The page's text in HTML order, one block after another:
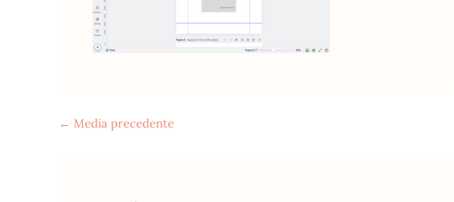
← Media precedente